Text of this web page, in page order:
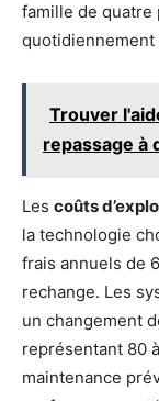
famille de quatre
quotidiennement
Trouver
repassage à
Les coûts
la technologie
frais annuels de
rechange. Les
un changement
représentant 80
maintenance